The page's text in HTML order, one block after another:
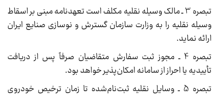
تبصره 3 ـ مالک وسیله نقلیه مکلف است تعهدنامه مبنی بر اسقاط
وسیله نقلیه را به وزارت سازمان گسترش و نوسازی صنایع ایران
ارائه نماید.
تبصره 4 ـ مجوز ثبت سفارش متقاضیان صرفاً پس از دریافت
تأییدیه یا احراز از سامانه امکان‌پذیر خواهد بود.
تبصره 5 ـ وسایل نقلیه ثبت‌نام‌شده تا زمان ترخیص خودروی